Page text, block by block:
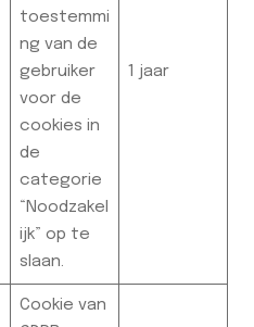
toestemmi
ng van de
gebruiker
voor de
cookies in
de
categorie
“Noodzakel
ijk” op te
slaan.
1 jaar
Cookie van